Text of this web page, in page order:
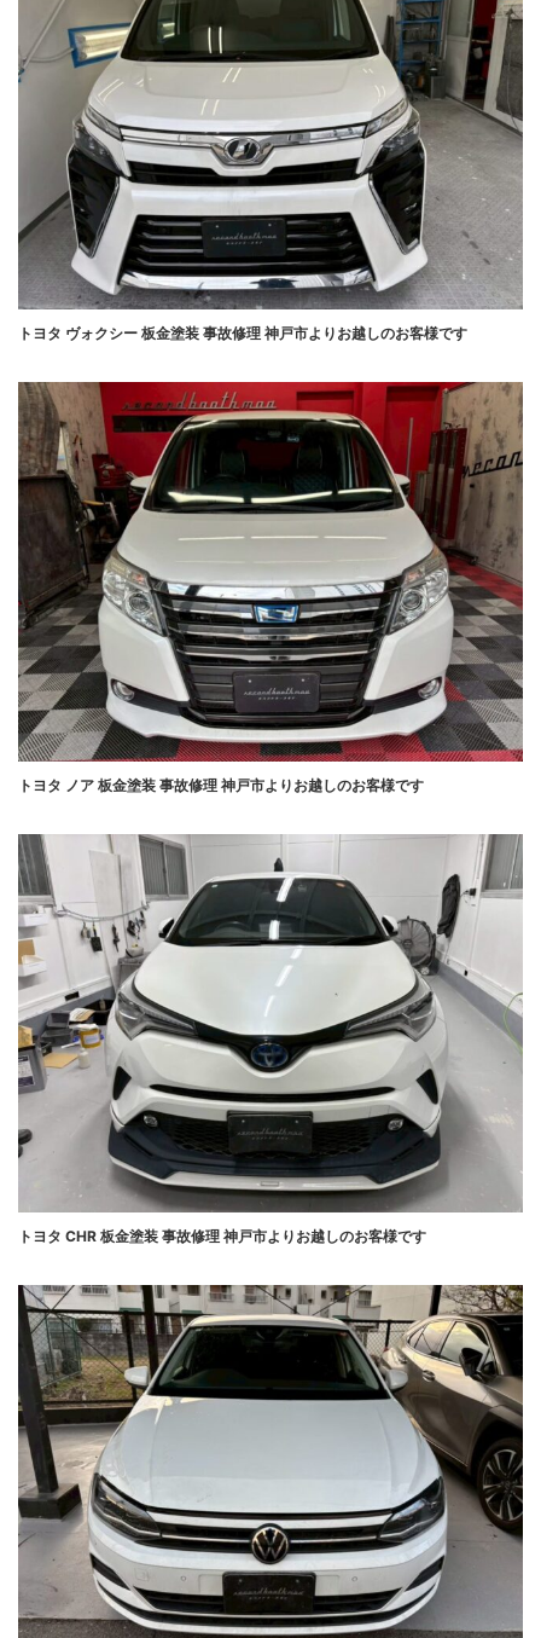
トヨタ ヴォクシー 板金塗装 事故修理 神戸市よりお越しのお客様です
トヨタ ノア 板金塗装 事故修理 神戸市よりお越しのお客様です
トヨタ CHR 板金塗装 事故修理 神戸市よりお越しのお客様です